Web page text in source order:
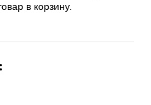
в корзину.